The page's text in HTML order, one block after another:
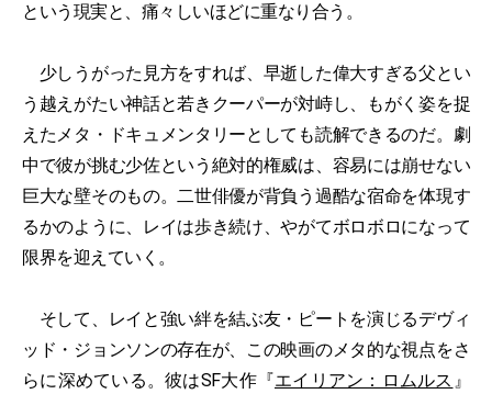
という現実と、痛々しいほどに重なり合う。
少しうがった見方をすれば、早逝した偉大すぎる父とい
う越えがたい神話と若きクーパーが対峙し、もがく姿を捉
えたメタ・ドキュメンタリーとしても読解できるのだ。劇
中で彼が挑む少佐という絶対的権威は、容易には崩せない
巨大な壁そのもの。二世俳優が背負う過酷な宿命を体現す
るかのように、レイは歩き続け、やがてボロボロになって
限界を迎えていく。
そして、レイと強い絆を結ぶ友・ピートを演じるデヴィ
ッド・ジョンソンの存在が、この映画のメタ的な視点をさ
らに深めている。彼はSF大作『エイリアン：ロムルス 』